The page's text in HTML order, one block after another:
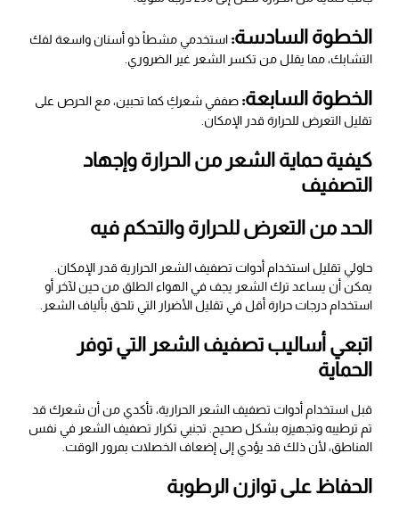
الخطوة السادسة: استخدمي مشطاً ذو أسنان واسعة لفك
التشابك، مما يقلل من تكسر الشعر غير الضروري.
الخطوة السابعة: صففي شعركِ كما تحبين، مع الحرص على
تقليل التعرض للحرارة قدر الإمكان.
كيفية حماية الشعر من الحرارة وإجهاد
التصفيف
الحد من التعرض للحرارة والتحكم فيه
حاولي تقليل استخدام أدوات تصفيف الشعر الحرارية قدر الإمكان.
يمكن أن يساعد ترك الشعر يجف في الهواء الطلق من حين لآخر أو
استخدام درجات حرارة أقل في تقليل الأضرار التي تلحق بألياف الشعر.
اتبعي أساليب تصفيف الشعر التي توفر
الحماية
قبل استخدام أدوات تصفيف الشعر الحرارية، تأكدي من أن شعرك قد
تم ترطيبه وتجهيزه بشكل صحيح. تجنبي تكرار تصفيف الشعر في نفس
المناطق، لأن ذلك قد يؤدي إلى إضعاف الخصلات بمرور الوقت.
الحفاظ على توازن الرطوبة